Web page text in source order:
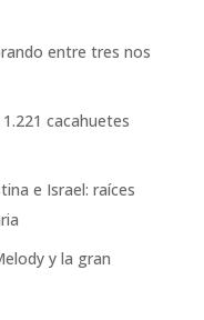
entre tres nos
cacahuetes
e Israel: raíces
y la gran